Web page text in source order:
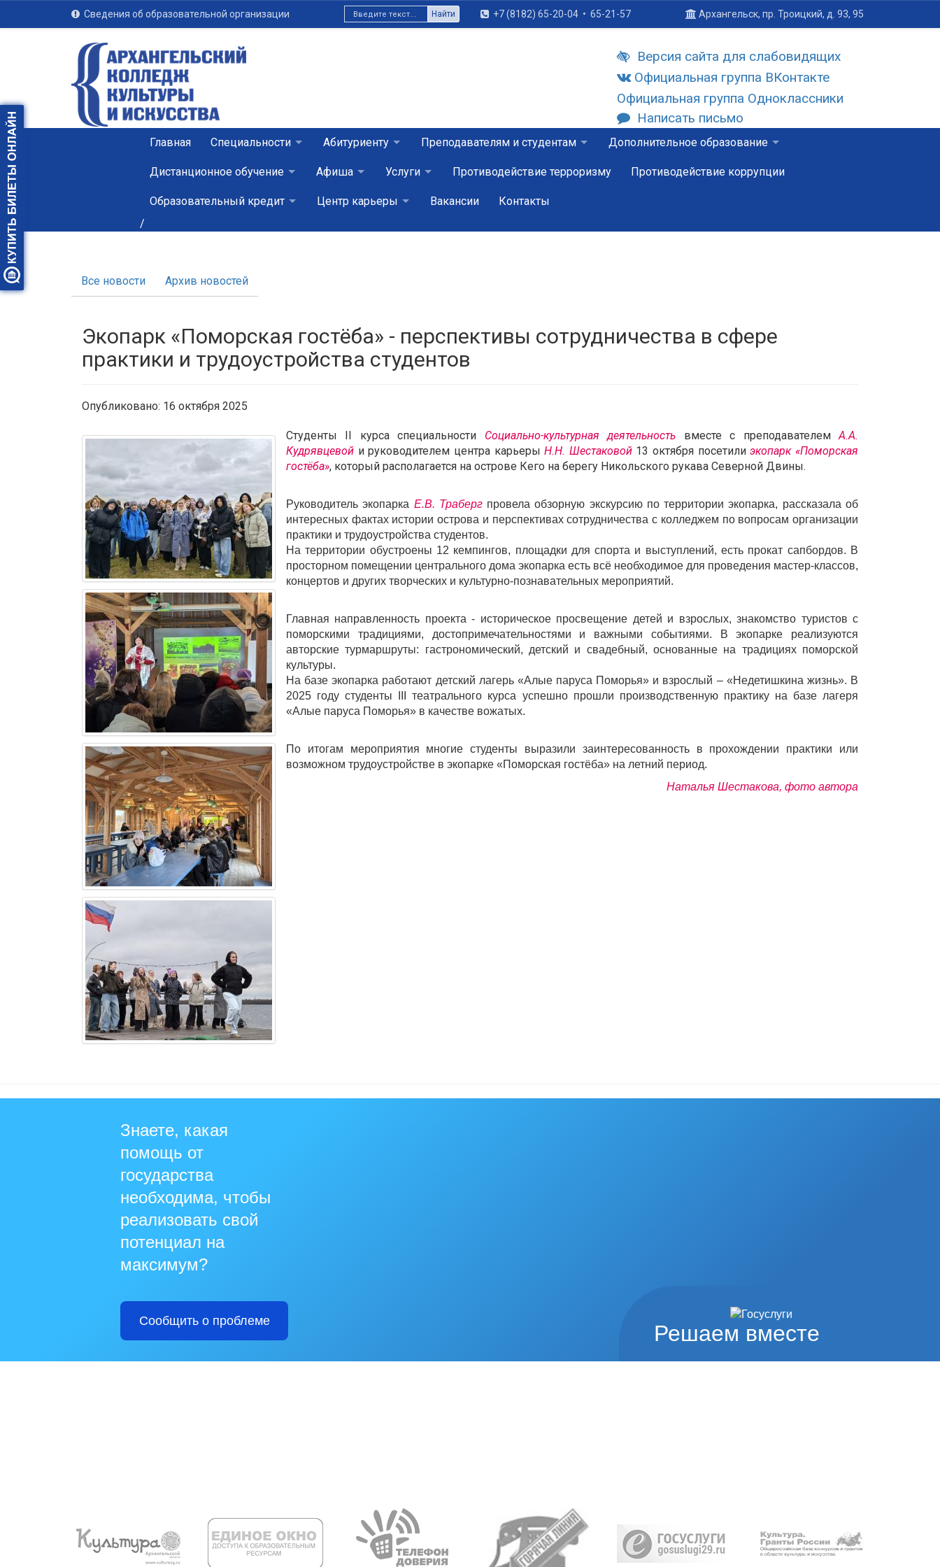
Сведения об образовательной организации Найти +7 (8182) 65-20-04 • 65-21-57 Архангельск, пр. Троицкий, д. 93, 95
Версия сайта для слабовидящих
Официальная группа ВКонтакте
Официальная группа Одноклассники
Написать письмо
Главная Специальности Абитуриенту Преподавателям и студентам Дополнительное образование
Дистанционное обучение Афиша Услуги Противодействие терроризму Противодействие коррупции
Образовательный кредит Центр карьеры Вакансии
Контакты
/
Все новости Архив новостей
Экопарк «Поморская гостёба» - перспективы сотрудничества в сфере
практики и трудоустройства студентов
Опубликовано: 16 октября 2025
Студенты II курса специальности Социально-культурная деятельность вместе с преподавателемА.А.
Кудрявцевой и руководителем центра карьерыН.Н. Шестаковой13 октября посетилиэкопарк «Поморская
гостёба», который располагается на острове Кего на берегу Никольского рукава Северной Двины.
Руководитель экопарка Е.В. Трабергпровела обзорную экскурсию по территории экопарка, рассказала об
интересных фактах истории острова и перспективах сотрудничества с колледжем по вопросам организации
практики и трудоустройства студентов.
На территории обустроены 12 кемпингов, площадки для спорта и выступлений, есть прокат сапбордов. В
просторном помещении центрального дома экопарка есть всё необходимое для проведения мастер-классов,
концертов и других творческих и культурно-познавательных мероприятий.
Главная направленность проекта - историческое просвещение детей и взрослых, знакомство туристов с
поморскими традициями, достопримечательностями и важными событиями. В экопарке реализуются
авторские турмаршруты: гастрономический, детский и свадебный, основанные на традициях поморской
культуры.
На базе экопарка работают детский лагерь «Алые паруса Поморья» и взрослый – «Недетишкина жизнь». В
2025 году студенты III театрального курса успешно прошли производственную практику на базе лагеря
«Алые паруса Поморья» в качестве вожатых.
По итогам мероприятия многие студенты выразили заинтересованность в прохождении практики или
возможном трудоустройстве в экопарке «Поморская гостёба» на летний период.
Наталья Шестакова, фото автора
Решаем вместе
Знаете, какая
помощь от
государства
необходима, чтобы
реализовать свой
потенциал на
максимум?
Сообщить о проблеме